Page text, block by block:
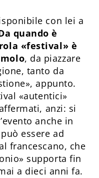
con lei a
quando è
«festival» è
, da piazzare
tanto da
appunto.
«autentici»
anzi: si
anche in
essere ad
francescano, che
supporta fin
a dieci anni fa.